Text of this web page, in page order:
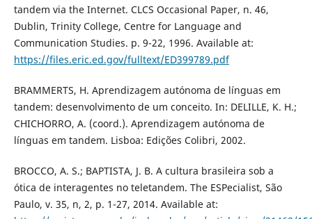
tandem via the Internet. CLCS Occasional Paper, n. 46,
Dublin, Trinity College, Centre for Language and
Communication Studies. p. 9-22, 1996. Available at:
https://files.eric.ed.gov/fulltext/ED399789.pdf
BRAMMERTS, H. Aprendizagem autónoma de línguas em
tandem: desenvolvimento de um conceito. In: DELILLE, K. H.;
CHICHORRO, A. (coord.). Aprendizagem autónoma de
línguas em tandem. Lisboa: Edições Colibri, 2002.
BROCCO, A. S.; BAPTISTA, J. B. A cultura brasileira sob a
ótica de interagentes no teletandem. The ESPecialist, São
Paulo, v. 35, n, 2, p. 1-27, 2014. Available at: